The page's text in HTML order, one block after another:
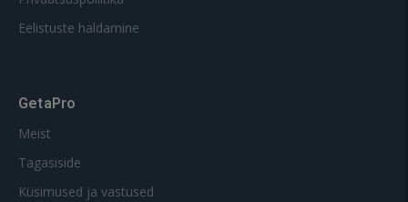
Eelistuste haldamine
GetaPro
Meist
Tagasiside
Küsimused ja vastused